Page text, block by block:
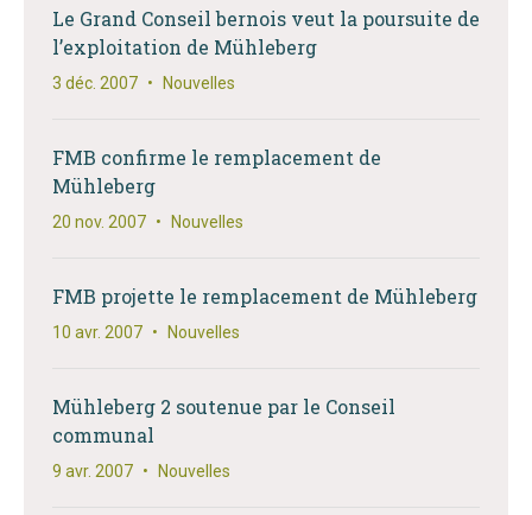
Le Grand Conseil bernois veut la poursuite de
l’exploitation de Mühleberg
3 déc. 2007 • Nouvelles
FMB confirme le remplacement de
Mühleberg
20 nov. 2007 • Nouvelles
FMB projette le remplacement de Mühleberg
10 avr. 2007 • Nouvelles
Mühleberg 2 soutenue par le Conseil
communal
9 avr. 2007 • Nouvelles